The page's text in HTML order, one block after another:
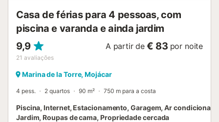
Casa de férias para 4 pessoas, com
piscina e varanda e ainda jardim
9,9
21 avaliações
A partir de € 83 por noite
Marina de la Torre, Mojácar
4 pess. 2 quartos 90 m² 750 m para a costa
Piscina, Internet, Estacionamento, Garagem, Ar
Jardim, Roupas de cama, Propriedade cercada